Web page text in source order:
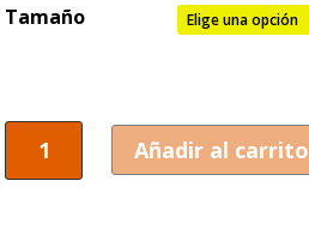
Tamaño
Collar
nylon
Añadir al carrito